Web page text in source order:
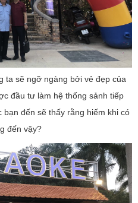
ta sẽ ngỡ ngàng bởi vẻ đẹp của
đầu tư làm hệ thống sảnh tiếp
đến sẽ thấy rằng hiếm khi có
đến vậy?